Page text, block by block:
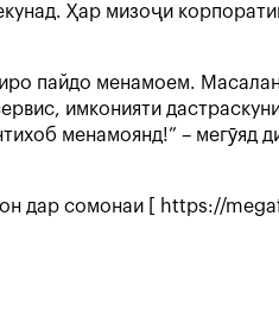
Ҳар мизоҷи
пайдо менамоем.
имконияти
менамоянд!” – мегӯяд
дар сомонаи [ https://